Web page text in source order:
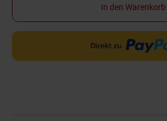
In den Warenkorb